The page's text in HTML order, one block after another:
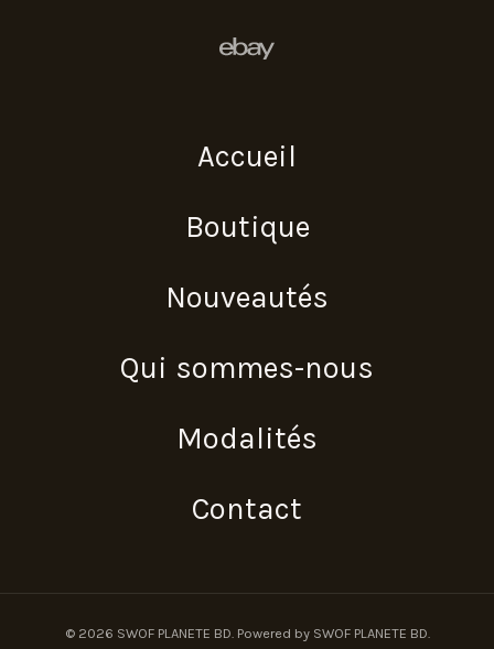
Accueil
Boutique
Nouveautés
Qui sommes-nous
Modalités
Contact
© 2026 SWOF PLANETE BD. Powered by SWOF PLANETE BD.